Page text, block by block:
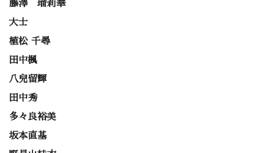
藤澤 瑠莉華
大士
植松 千尋
田中楓
八兒留輝
田中秀
多々良裕美
坂本直基